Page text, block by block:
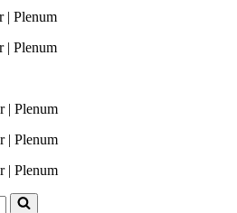
| Plenum
| Plenum
| Plenum
| Plenum
| Plenum